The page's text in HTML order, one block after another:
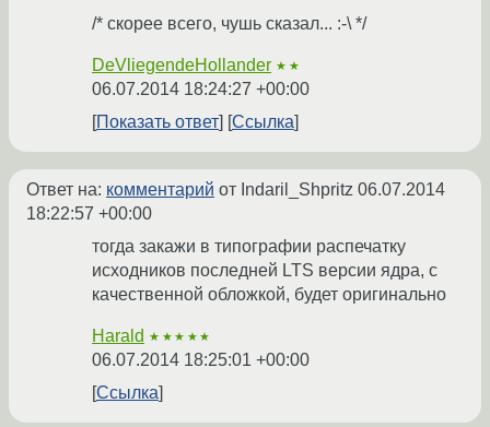
/* скорее всего, чушь сказал... :-\ */
DeVliegendeHollander ★★
06.07.2014 18:24:27 +00:00
Показать ответ
Ссылка
Ответ на: комментарий от Indaril_Shpritz 06.07.2014
18:22:57 +00:00
тогда закажи в типографии распечатку
исходников последней LTS версии ядра, с
качественной обложкой, будет оригинально
Harald ★★★★★
06.07.2014 18:25:01 +00:00
Ссылка